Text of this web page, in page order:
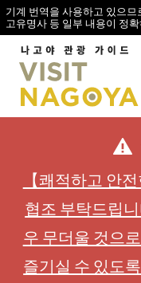
기계 번역을 사용하고 있으
고유명사 등 일부 내용이 정
【쾌적하고 안
협조 부탁드립
우 무더울 것으
즐기실 수 있도